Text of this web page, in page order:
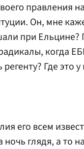
правления
Он, мне
при Ельцине?
когда
Где это у
его всем
ночь глядя, а то